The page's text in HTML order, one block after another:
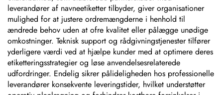
leverandører af navneetiketter tilbyder, giver organisationer
mulighed for at justere ordremængderne i henhold til
ændrede behov uden at ofre kvalitet eller pålægge unødige
omkostninger. Teknisk support og rådgivningstjenester tilfører
yderligere værdi ved at hjælpe kunder med at optimere deres
etiketteringsstrategier og løse anvendelsesrelaterede
udfordringer. Endelig sikrer pålideligheden hos professionelle
leverandører konsekvente leveringstider, hvilket understøtter